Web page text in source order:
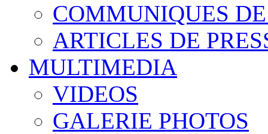
COMMUNIQUES DE
ARTICLES DE
MULTIMEDIA
VIDEOS
GALERIE PHOTOS